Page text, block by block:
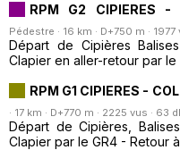
RPM G2 CIPIERES -
Pédestre · 16 km · D+750 m · 1977
Départ de Cipières
Clapier en aller-retour par le
RPM G1 CIPIERES -
· 17 km · D+770 m · 2225 vus · 63 dl
Départ de Cipières,
Clapier par le GR4 - Retour